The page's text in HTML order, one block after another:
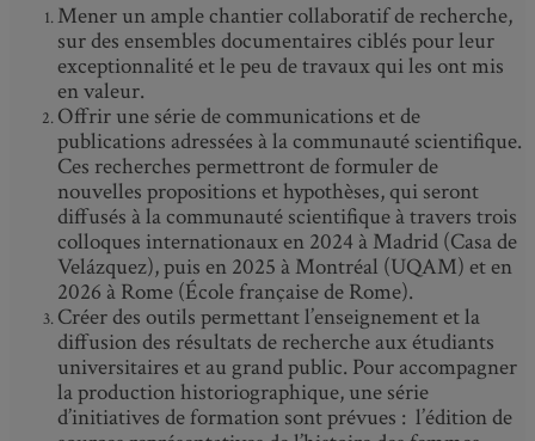
Mener un ample chantier collaboratif de recherche,
sur des ensembles documentaires ciblés pour leur
exceptionnalité et le peu de travaux qui les ont mis
en valeur.
Offrir une série de communications et de
publications adressées à la communauté scientifique.
Ces recherches permettront de formuler de
nouvelles propositions et hypothèses, qui seront
diffusés à la communauté scientifique à travers trois
colloques internationaux en 2024 à Madrid (Casa de
Velázquez), puis en 2025 à Montréal (UQAM) et en
2026 à Rome (École française de Rome).
Créer des outils permettant l’enseignement et la
diffusion des résultats de recherche aux étudiants
universitaires et au grand public. Pour accompagner
la production historiographique, une série
d’initiatives de formation sont prévues : l’édition de